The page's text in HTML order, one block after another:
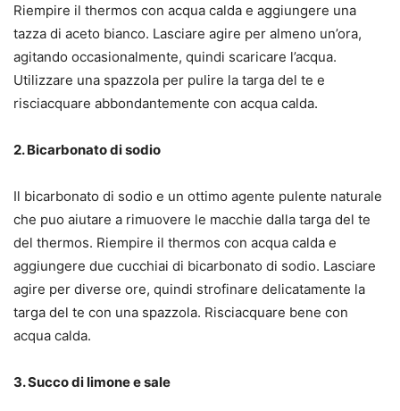
Riempire il thermos con acqua calda e aggiungere una
tazza di aceto bianco. Lasciare agire per almeno un’ora,
agitando occasionalmente, quindi scaricare l’acqua.
Utilizzare una spazzola per pulire la targa del te e
risciacquare abbondantemente con acqua calda.
2. Bicarbonato di sodio
Il bicarbonato di sodio e un ottimo agente pulente naturale
che puo aiutare a rimuovere le macchie dalla targa del te
del thermos. Riempire il thermos con acqua calda e
aggiungere due cucchiai di bicarbonato di sodio. Lasciare
agire per diverse ore, quindi strofinare delicatamente la
targa del te con una spazzola. Risciacquare bene con
acqua calda.
3. Succo di limone e sale